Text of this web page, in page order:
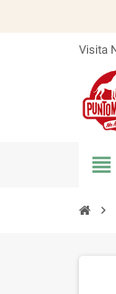
Visita
view_headline
chevron_right